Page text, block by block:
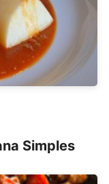
Simples